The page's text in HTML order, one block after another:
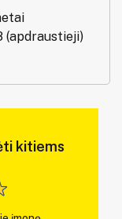
(apdraustieji)
kitiems